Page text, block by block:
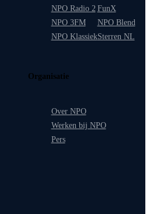
NPO Radio 2
NPO 3FM
NPO Klassiek
FunX
NPO Blend
Sterren NL
Organisatie
Over NPO
Werken bij NPO
Pers